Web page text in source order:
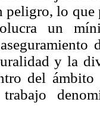
peligro, lo
un
y la
del